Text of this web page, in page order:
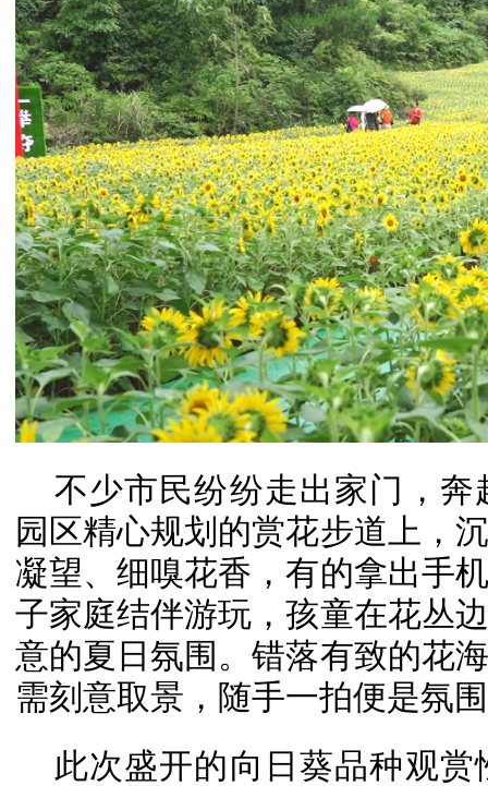
不少市民纷纷走出家门，
园区精心规划的赏花步道上，
凝望、细嗅花香，有的拿出手
子家庭结伴游玩，孩童在花丛
意的夏日氛围。错落有致的花
需刻意取景，随手一拍便是氛
此次盛开的向日葵品种观